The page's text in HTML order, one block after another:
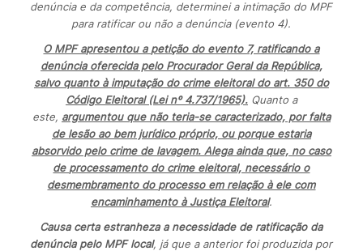
denúncia e da competência, determinei a intimação do MPF
para ratificar ou não a denúncia (evento 4).
O MPF apresentou a petição do evento 7, ratificando a
denúncia oferecida pelo Procurador Geral da República,
salvo quanto à imputação do crime eleitoral do art. 350 do
Código Eleitoral (Lei nº 4.737/1965).Quanto a
este, argumentou que não teria-se caracterizado, por falta
de lesão ao bem jurídico próprio, ou porque estaria
absorvido pelo crime de lavagem. Alega ainda que, no caso
de processamento do crime eleitoral, necessário o
desmembramento do processo em relação à ele com
encaminhamento à Justiça Eleitoral.
Causa certa estranheza a necessidade de ratificação da
denúncia pelo MPF local, já que a anterior foi produzida por